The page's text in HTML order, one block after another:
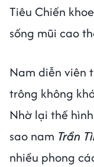
Tiêu Chiến
sống mũi cao
Nam diễn viên
trông không
Nhờ lại thế
sao nam Trần
nhiều phong